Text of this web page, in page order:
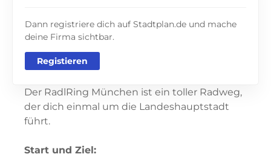
Dann registriere dich auf Stadtplan.de und mache
deine Firma sichtbar.
Registieren
Der RadlRing München ist ein toller Radweg,
der dich einmal um die Landeshauptstadt
führt.
Start und Ziel: